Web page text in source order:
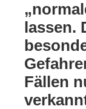
lassen.
Fällen